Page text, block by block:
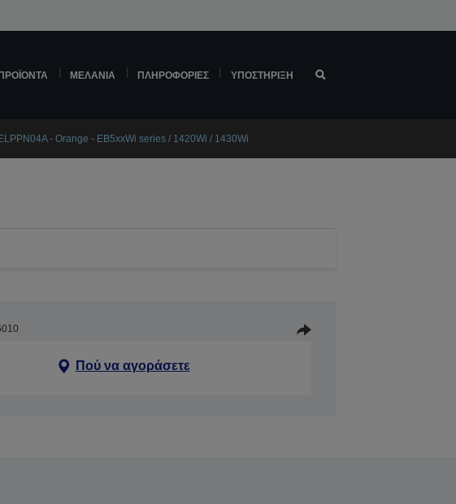
ΜΕΛΆΝΙΑ ΠΛΗΡΟΦΟΡΊΕΣ ΥΠΟΣΤΉΡΙΞΗ
- Orange - EB5xxWi series / 1420Wi / 1430Wi
Πού να αγοράσετε